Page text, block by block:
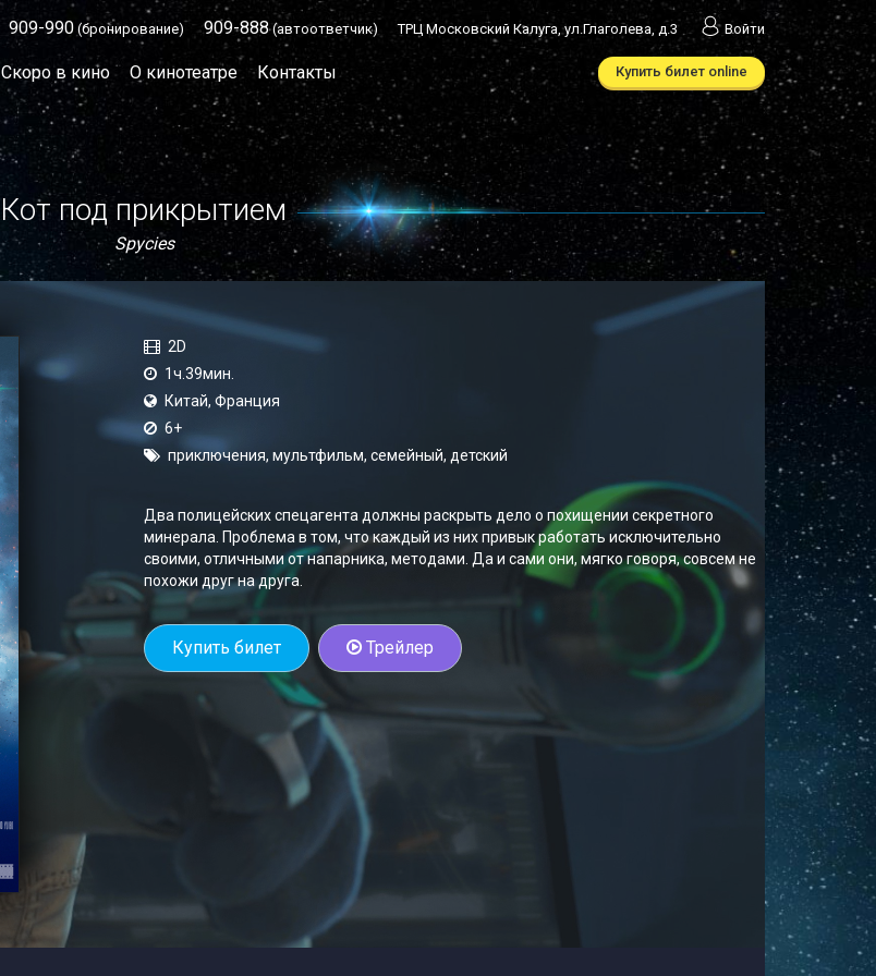
909-990 (бронирование) 909-888(автоответчик) ТРЦ Московский Калуга, ул.Глаголева, д.3 Войти
Скоро в кино О кинотеатре Контакты Купить билет online
Spycies
Кот под прикрытием
2D
1ч.39мин.
Китай, Франция
6+
приключения, мультфильм, семейный, детский
Два полицейских спецагента должны раскрыть дело о похищении секретного
минерала. Проблема в том, что каждый из них привык работать исключительно
своими, отличными от напарника, методами. Да и сами они, мягко говоря, совсем не
похожи друг на друга.
Купить билет Трейлер